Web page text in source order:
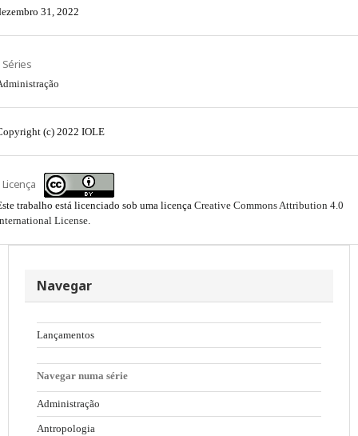
31, 2022
Séries
(c) 2022 IOLE
Licença
trabalho está licenciado sob uma licença Creative Commons Attribution 4.0
License.
Navegar
Lançamentos
Navegar numa série
Administração
Antropologia